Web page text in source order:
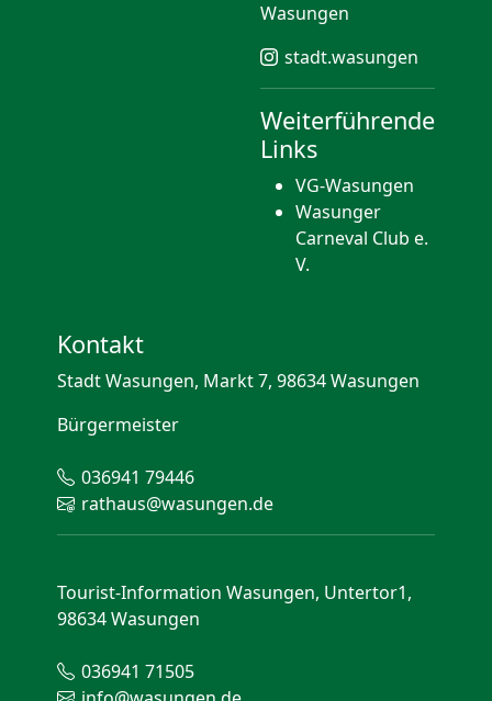
Wasungen
stadt.wasungen
Weiterführende
Links
VG-Wasungen
Wasunger
Carneval Club e.
V.
Kontakt
Stadt Wasungen, Markt 7, 98634 Wasungen
Bürgermeister
036941 79446
rathaus@wasungen.de
Tourist-Information Wasungen, Untertor1,
98634 Wasungen
036941 71505